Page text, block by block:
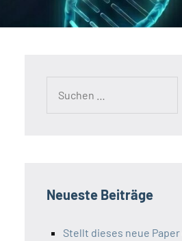
Neueste Beiträge
Stellt dieses neue Paper